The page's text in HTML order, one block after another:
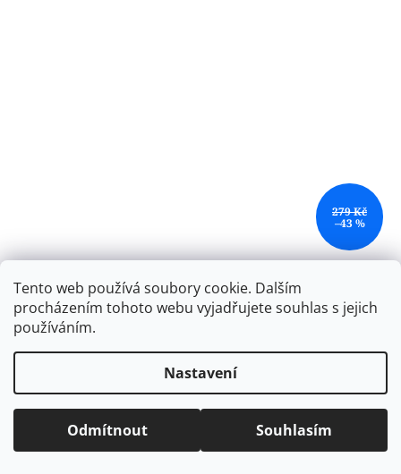
Tento web používá soubory cookie. Dalším
procházením tohoto webu vyjadřujete souhlas s jejich
používáním.
Nastavení
Odmítnout Souhlasím
279 Kč
–43 %
Praktický sáček na obuv či tělocvik s unikátním motivem
populárního amerického seriálu Wednesday.